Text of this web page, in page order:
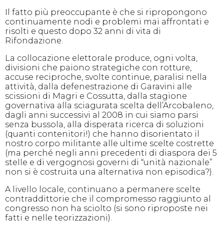
Il fatto più preoccupante è che si ripropongono
continuamente nodi e problemi mai affrontati e
risolti e questo dopo 32 anni di vita di
Rifondazione.
La collocazione elettorale produce, ogni volta,
divisioni che paiono strategiche con rotture,
accuse reciproche, svolte continue, paralisi nella
attività, dalla defenestrazione di Garavini alle
scissioni di Magri e Cossutta, dalla stagione
governativa alla sciagurata scelta dell’Arcobaleno,
dagli anni successivi al 2008 in cui siamo parsi
senza bussola, alla disperata ricerca di soluzioni
(quanti contenitori!) che hanno disorientato il
nostro corpo militante alle ultime scelte costrette
(ma perché negli anni precedenti di diaspora dei 5
stelle e di vergognosi governi di “unità nazionale”
non si è costruita una alternativa non episodica?).
A livello locale, continuano a permanere scelte
contraddittorie che il compromesso raggiunto al
congresso non ha sciolto (si sono riproposte nei
fatti e nelle teorizzazioni).